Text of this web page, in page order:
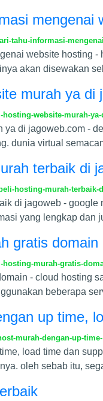
mengenai
tahu-informasi-
website hosting
akan disewakan
murah ya di
website-murah-
ya di jagoweb.com -
dunia virtual
terbaik di
hosting-murah-terbaik-
di jagoweb -
yang lengkap dan
gratis domain
murah-gratis-
- cloud hosting
beberapa
up time,
murah-dengan-up-
load time dan
oleh sebab itu,